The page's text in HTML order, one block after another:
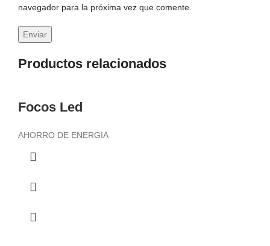
navegador para la próxima vez que comente.
Productos relacionados
Focos Led
AHORRO DE ENERGIA